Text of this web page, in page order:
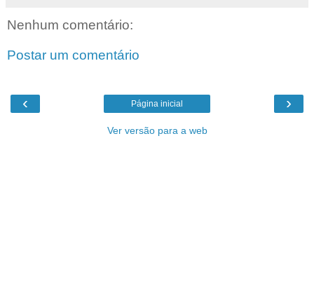
Nenhum comentário:
Postar um comentário
‹ ›
Página inicial
Ver versão para a web